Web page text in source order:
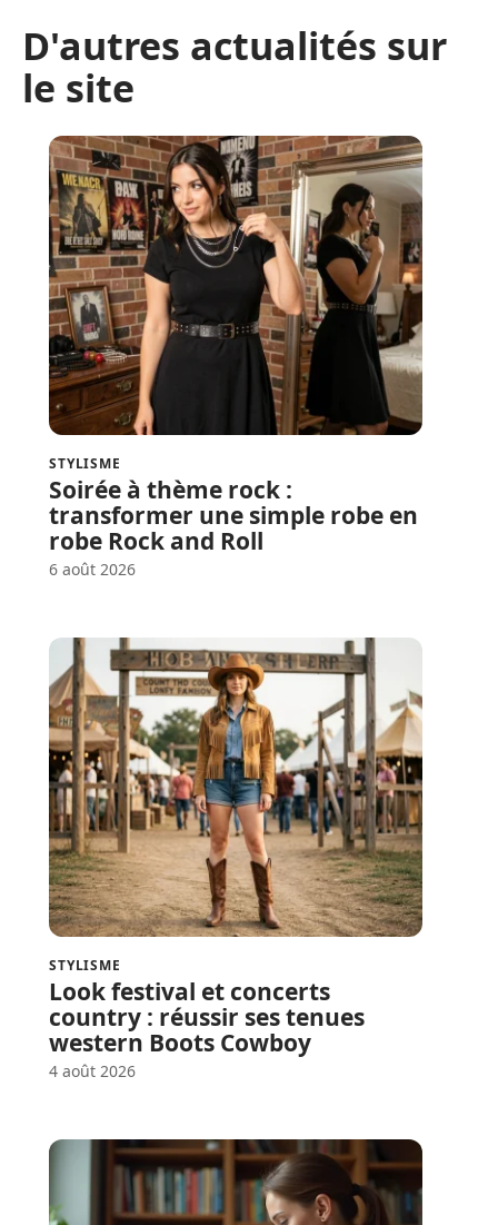
D'autres actualités sur
le site
STYLISME
Soirée à thème rock :
transformer une simple robe en
robe Rock and Roll
6 août 2026
STYLISME
Look festival et concerts
country : réussir ses tenues
western Boots Cowboy
4 août 2026